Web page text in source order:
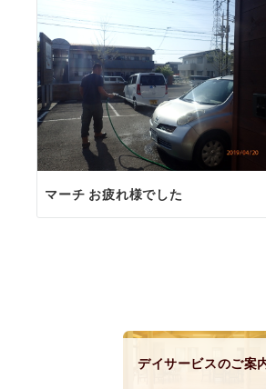
マーチ お疲れ様でした
デイサービスのご案